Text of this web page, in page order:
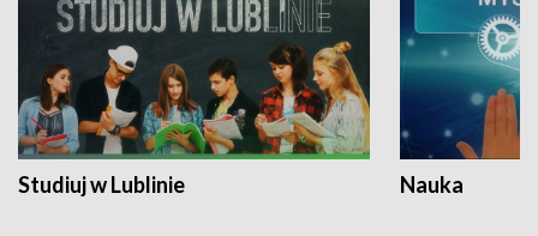
Studiuj w Lublinie Nauka